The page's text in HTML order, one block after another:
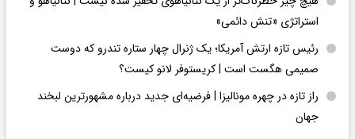
استراتژی «تنش دائمی»
رئیس تازه ارتش آمریکا؛ یک ژنرال چهار ستاره تندرو که دوست
صمیمی هگست است | کریستوفر لانو کیست؟
راز تازه در چهره مونالیزا | فرضیه‌ای جدید درباره مشهورترین لبخند
جهان